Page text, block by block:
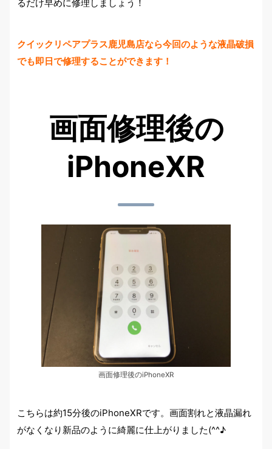
るだけ早めに修理しましょう！
クイックリペアプラス鹿児島店なら今回のような液晶破損
でも即日で修理することができます！
画面修理後の
iPhoneXR
画面修理後のiPhoneXR
こちらは約15分後のiPhoneXRです。画面割れと液晶漏れ
がなくなり新品のように綺麗に仕上がりました(^^♪